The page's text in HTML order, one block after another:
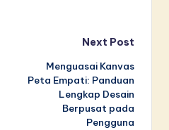
Next Post
Menguasai Kanvas
Peta Empati: Panduan
Lengkap Desain
Berpusat pada
Pengguna